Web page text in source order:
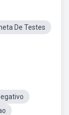
De Testes